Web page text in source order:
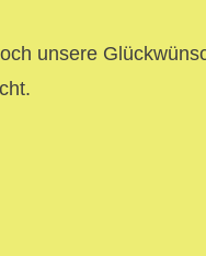
unsere